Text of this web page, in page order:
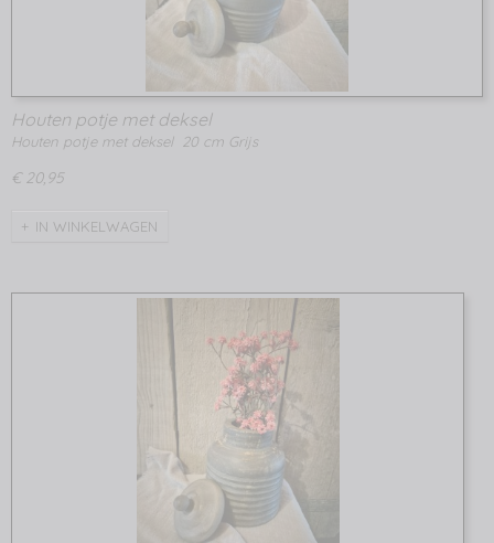
Houten potje met deksel
Houten potje met deksel 20 cm Grijs
€ 20,95
IN WINKELWAGEN